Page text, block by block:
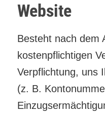
Website
Besteht nach dem
kostenpflichtigen
Verpflichtung, uns
(z. B.